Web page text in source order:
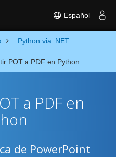
Español
Python via .NET
POT a PDF en Python
a PDF en
de PowerPoint